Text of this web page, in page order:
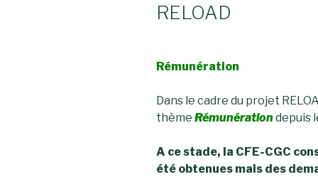
RELOAD
Rémunération
Dans le cadre du projet
thème Rémunérationdepuis
A ce stade, la CFE-CGC
été obtenues mais des